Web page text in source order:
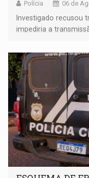
Polícia 06 de
Investigado recusou
impediria a